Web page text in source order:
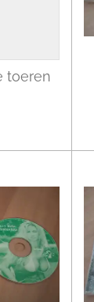
toeren